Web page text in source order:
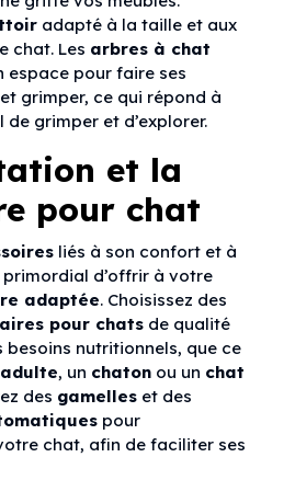
adapté à la taille et aux
chat. Les arbres à chat
espace pour faire ses
grimper, ce qui répond à
grimper et d’explorer.
et la
pour chat
liés à son confort et à
primordial d’offrir à votre
adaptée. Choisissez des
pour chatsde qualité
besoins nutritionnels, que ce
, un chatonou un chat
des gamelleset des
pour
chat, afin de faciliter ses